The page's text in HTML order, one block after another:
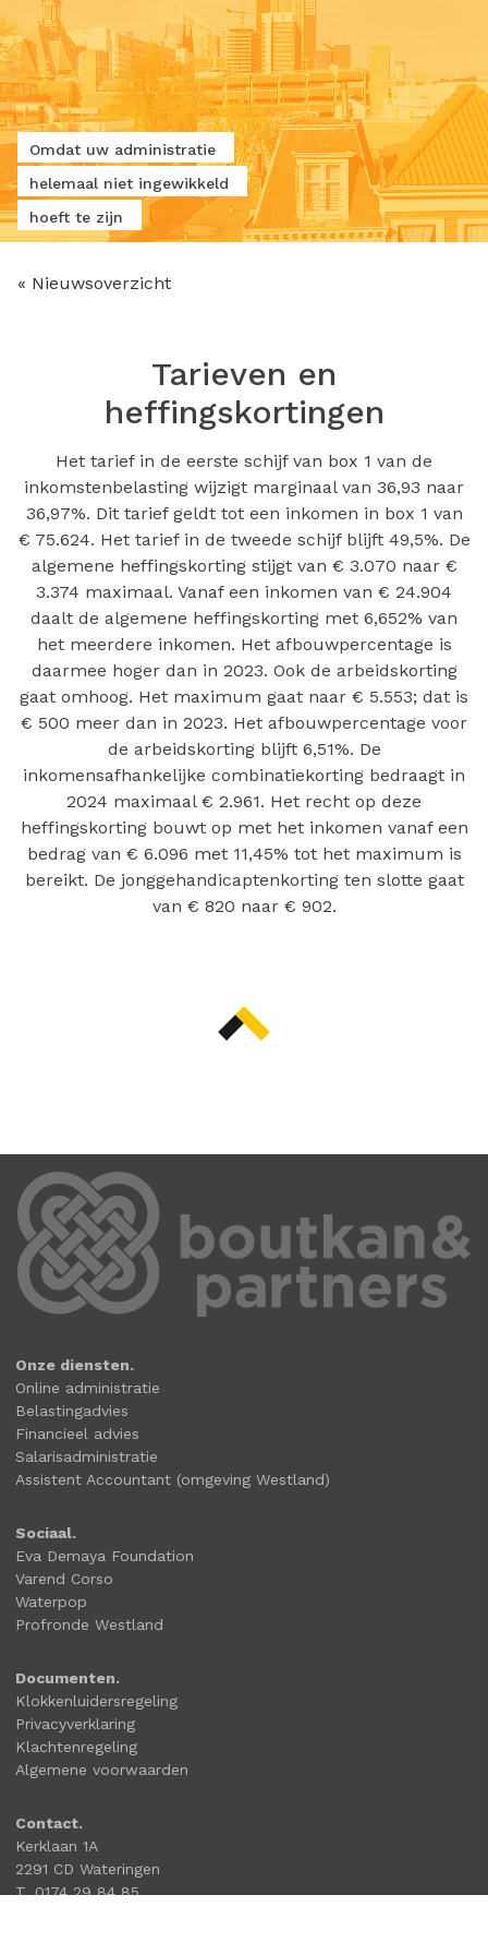
Omdat uw administratie
helemaal niet ingewikkeld
hoeft te zijn
« Nieuwsoverzicht
Tarieven en
heffingskortingen
Het tarief in de eerste schijf van box 1 van de
inkomstenbelasting wijzigt marginaal van 36,93 naar
36,97%. Dit tarief geldt tot een inkomen in box 1 van
€ 75.624. Het tarief in de tweede schijf blijft 49,5%. De
algemene heffingskorting stijgt van € 3.070 naar €
3.374 maximaal. Vanaf een inkomen van € 24.904
daalt de algemene heffingskorting met 6,652% van
het meerdere inkomen. Het afbouwpercentage is
daarmee hoger dan in 2023. Ook de arbeidskorting
gaat omhoog. Het maximum gaat naar € 5.553; dat is
€ 500 meer dan in 2023. Het afbouwpercentage voor
de arbeidskorting blijft 6,51%. De
inkomensafhankelijke combinatiekorting bedraagt in
2024 maximaal € 2.961. Het recht op deze
heffingskorting bouwt op met het inkomen vanaf een
bedrag van € 6.096 met 11,45% tot het maximum is
bereikt. De jonggehandicaptenkorting ten slotte gaat
van € 820 naar € 902.
Onze diensten.
Online administratie
Belastingadvies
Financieel advies
Salarisadministratie
Assistent Accountant (omgeving Westland)
Sociaal.
Eva Demaya Foundation
Varend Corso
Waterpop
Profronde Westland
Documenten.
Klokkenluidersregeling
Privacyverklaring
Klachtenregeling
Algemene voorwaarden
Contact.
Kerklaan 1A
2291 CD Wateringen
T. 0174 29 84 85